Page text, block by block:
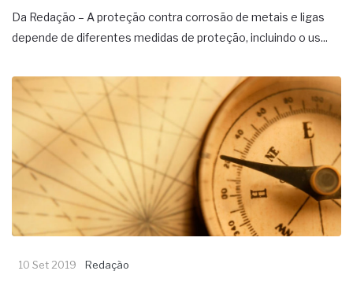
Da Redação – A proteção contra corrosão de metais e ligas
depende de diferentes medidas de proteção, incluindo o us...
10 Set 2019 Redação